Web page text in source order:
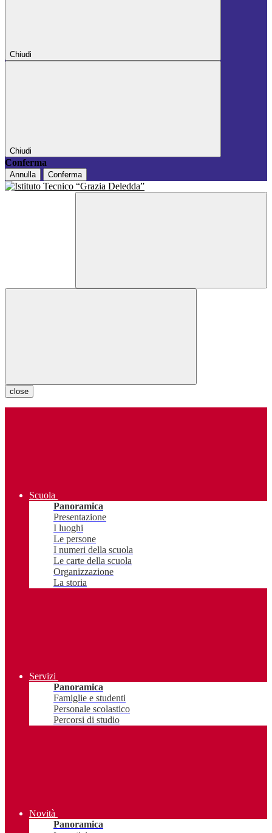
Chiudi
Chiudi
Conferma
Annulla Conferma
close
Scuola
Panoramica
Presentazione
I luoghi
Le persone
I numeri della scuola
Le carte della scuola
Organizzazione
La storia
Servizi
Panoramica
Famiglie e studenti
Personale scolastico
Percorsi di studio
Novità
Panoramica